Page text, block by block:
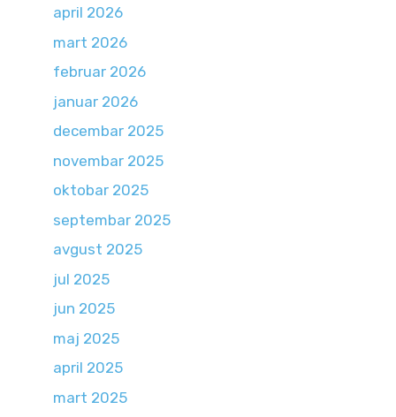
april 2026
mart 2026
februar 2026
januar 2026
decembar 2025
novembar 2025
oktobar 2025
septembar 2025
avgust 2025
jul 2025
jun 2025
maj 2025
april 2025
mart 2025